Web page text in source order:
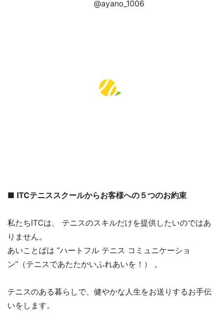
@ayano_1006
■ ITCテニススクールからお客様への５つのお約束
私たちITCは、 テニスのスキルだけを提供したいのではあ
りません。
あいことばは ”ハートフル テニス コミュニケーショ
ン”（テニスであたたかいふれあいを！） 。
テニスのある暮らしで、健やかな人生をお送りするお手伝
いをします。